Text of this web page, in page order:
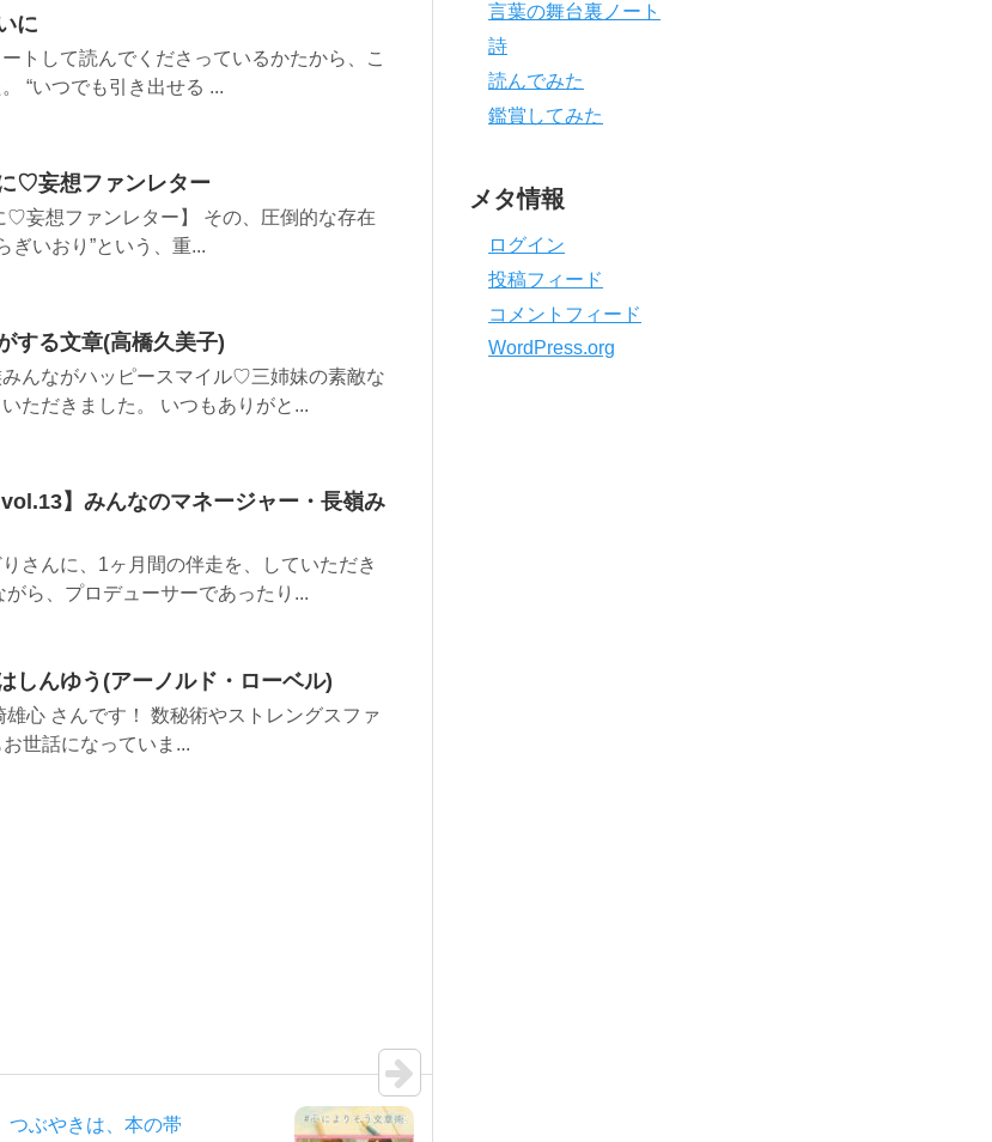
に
トして読んでくださっているかたから、こ
“いつでも引き出せる ...
♡妄想ファンレター
妄想ファンレター】 その、圧倒的な存在
ぎいおり”という、重...
する文章(高橋久美子)
みんながハッピースマイル♡三姉妹の素敵な
ただきました。 いつもありがと...
】みんなのマネージャー・長嶺み
さんに、1ヶ月間の伴走を、していただき
ら、プロデューサーであったり...
しんゆう(アーノルド・ローベル)
心 さんです！ 数秘術やストレングスファ
世話になっていま...
つぶやきは、本の帯
言葉の舞台裏ノート
詩
読んでみた
鑑賞してみた
メタ情報
ログイン
投稿フィード
コメントフィード
WordPress.org